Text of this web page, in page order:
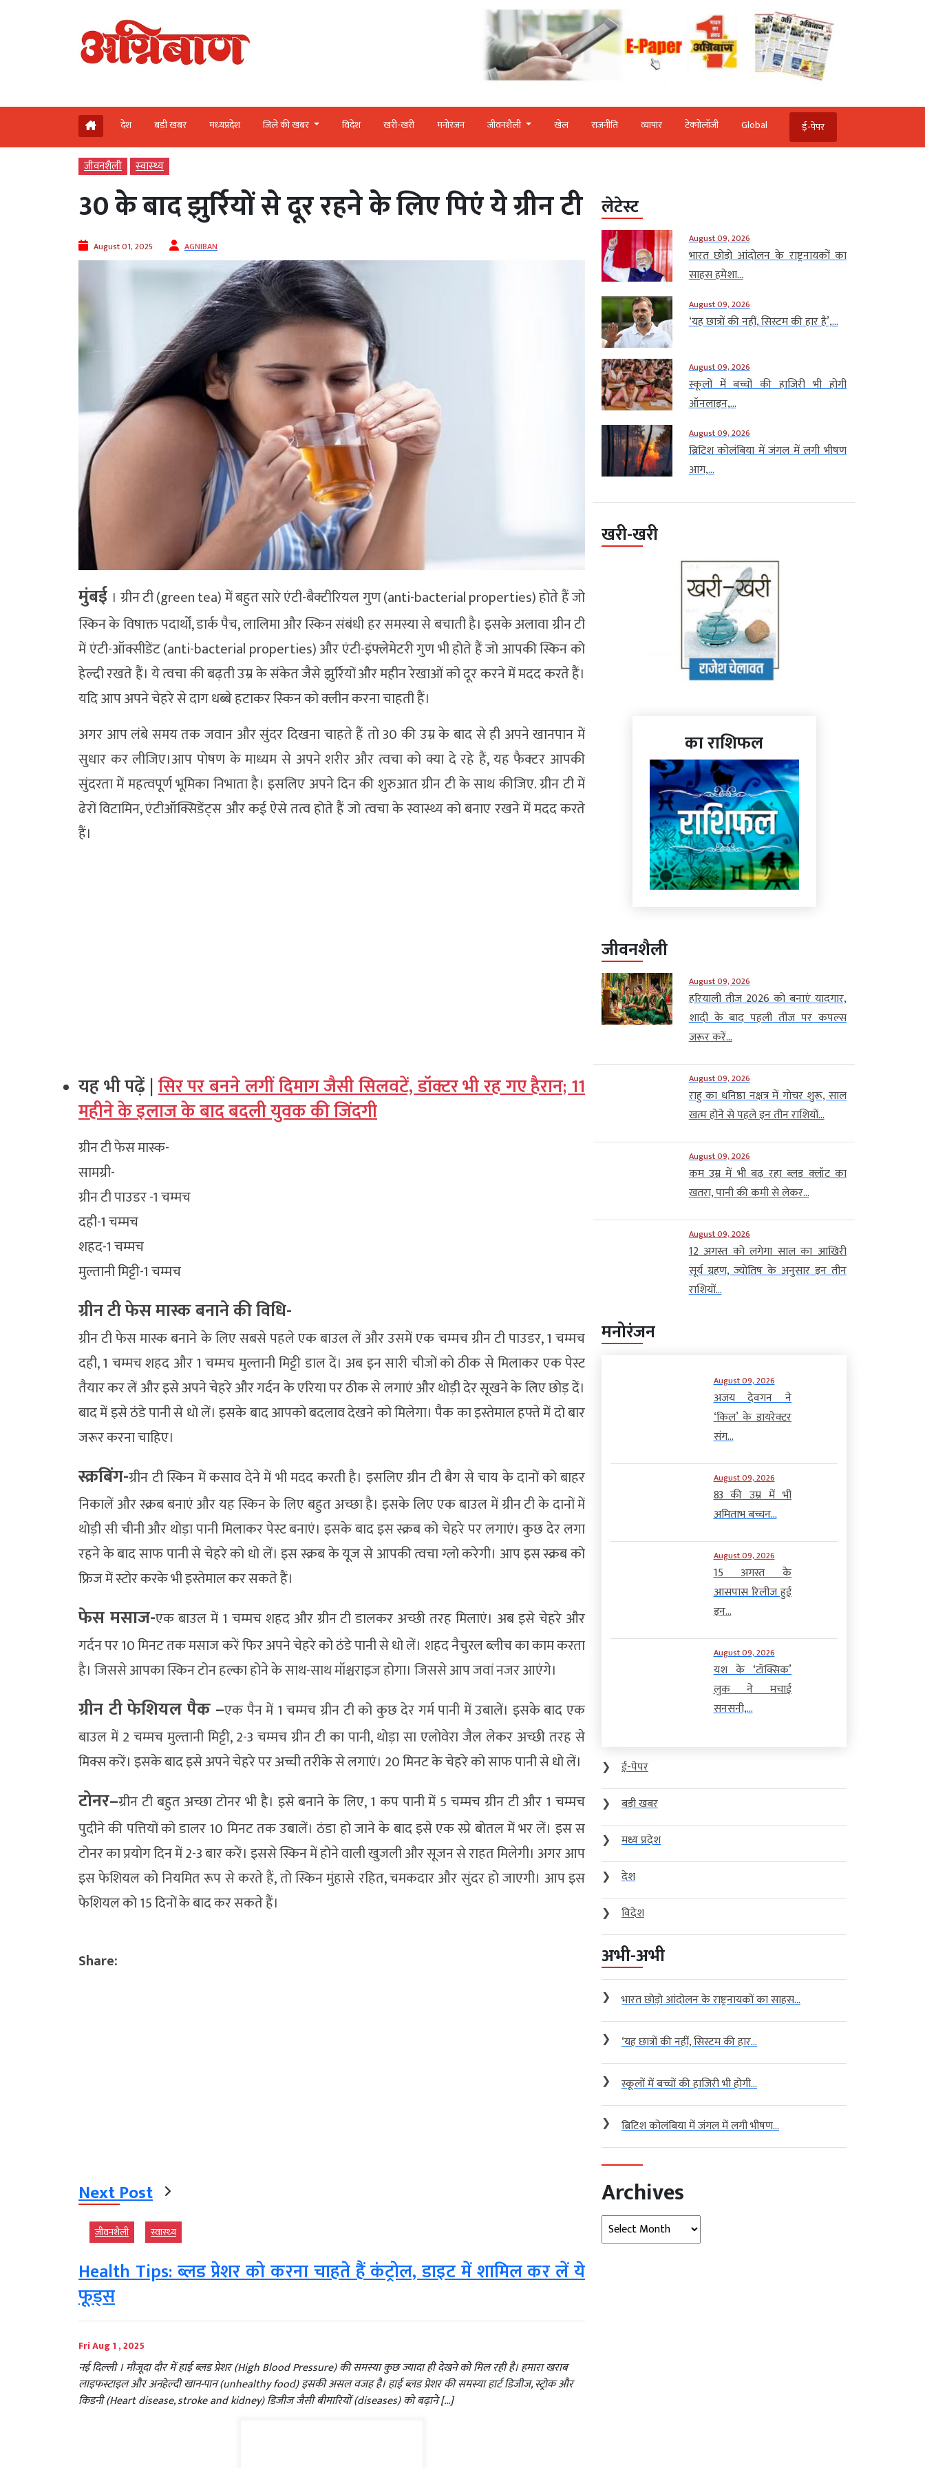
देश बड़ी खबर मध्‍यप्रदेश जिले की खबर विदेश खरी-खरी मनोरंजन जीवनशैली खेल राजनीति व्‍यापार टेक्‍नोलॉजी Global ई-पेपर
जीवनशैली स्‍वास्‍थ्‍य
30 के बाद झुर्रियों से दूर रहने के लिए पिएं ये ग्रीन टी
August 01, 2025 AGNIBAN
मुंबई । ग्रीन टी (green tea) में बहुत सारे एंटी-बैक्टीरियल गुण (anti-bacterial properties) होते हैं जो
स्किन के विषाक्त पदार्थों, डार्क पैच, लालिमा और स्किन संबंधी हर समस्या से बचाती है। इसके अलावा ग्रीन टी
में एंटी-ऑक्सीडेंट (anti-bacterial properties) और एंटी-इंफ्लेमेटरी गुण भी होते हैं जो आपकी स्किन को
हेल्दी रखते हैं। ये त्वचा की बढ़ती उम्र के संकेत जैसे झुर्रियों और महीन रेखाओं को दूर करने में मदद करते हैं।
यदि आप अपने चेहरे से दाग धब्बे हटाकर स्‍किन को क्‍लीन करना चाहती हैं।
अगर आप लंबे समय तक जवान और सुंदर दिखना चाहते हैं तो 30 की उम्र के बाद से ही अपने खानपान में
सुधार कर लीजिए।आप पोषण के माध्यम से अपने शरीर और त्वचा को क्या दे रहे हैं, यह फैक्टर आपकी
सुंदरता में महत्वपूर्ण भूमिका निभाता है। इसलिए अपने दिन की शुरुआत ग्रीन टी के साथ कीजिए. ग्रीन टी में
ढेरों विटामिन, एंटीऑक्सिडेंट्स और कई ऐसे तत्व होते हैं जो त्वचा के स्वास्थ्य को बनाए रखने में मदद करते
हैं।
यह भी पढ़ें |सिर पर बनने लगीं दिमाग जैसी सिलवटें, डॉक्टर भी रह गए हैरान; 11
महीने के इलाज के बाद बदली युवक की जिंदगी
ग्रीन टी फेस मास्क-
सामग्री-
ग्रीन टी पाउडर -1 चम्मच
दही-1 चम्मच
शहद-1 चम्मच
मुल्तानी मिट्टी-1 चम्मच
ग्रीन टी फेस मास्क बनाने की विधि-
ग्रीन टी फेस मास्क बनाने के लिए सबसे पहले एक बाउल लें और उसमें एक चम्मच ग्रीन टी पाउडर, 1 चम्मच
दही, 1 चम्मच शहद और 1 चम्मच मुल्तानी मिट्टी डाल दें। अब इन सारी चीजों को ठीक से मिलाकर एक पेस्ट
तैयार कर लें और इसे अपने चेहरे और गर्दन के एरिया पर ठीक से लगाएं और थोड़ी देर सूखने के लिए छोड़ दें।
बाद में इसे ठंडे पानी से धो लें। इसके बाद आपको बदलाव देखने को मिलेगा। पैक का इस्तेमाल हफ्ते में दो बार
जरूर करना चाहिए।
स्क्रबिंग-ग्रीन टी स्किन में कसाव देने में भी मदद करती है। इसलिए ग्रीन टी बैग से चाय के दानों को बाहर
निकालें और स्क्रब बनाएं और यह स्किन के लिए बहुत अच्छा है। इसके लिए एक बाउल में ग्रीन टी के दानों में
थोड़ी सी चीनी और थोड़ा पानी मिलाकर पेस्ट बनाएं। इसके बाद इस स्क्रब को चेहरे पर लगाएं। कुछ देर लगा
रहने के बाद साफ पानी से चेहरे को धो लें। इस स्क्रब के यूज से आपकी त्वचा ग्लो करेगी। आप इस स्क्रब को
फ्रिज में स्टोर करके भी इस्तेमाल कर सकते हैं।
फेस मसाज-एक बाउल में 1 चम्मच शहद और ग्रीन टी डालकर अच्छी तरह मिलाएं। अब इसे चेहरे और
गर्दन पर 10 मिनट तक मसाज करें फिर अपने चेहरे को ठंडे पानी से धो लें। शहद नैचुरल ब्लीच का काम करता
है। जिससे आपका स्किन टोन हल्का होने के साथ-साथ मॉश्चराइज होगा। जिससे आप जवां नजर आएंगे।
ग्रीन टी फेशियल पैक –एक पैन में 1 चम्मच ग्रीन टी को कुछ देर गर्म पानी में उबालें। इसके बाद एक
बाउल में 2 चम्मच मुल्तानी मिट्टी, 2-3 चम्मच ग्रीन टी का पानी, थोड़ा सा एलोवेरा जैल लेकर अच्छी तरह से
मिक्स करें। इसके बाद इसे अपने चेहरे पर अच्ची तरीके से लगाएं। 20 मिनट के चेहरे को साफ पानी से धो लें।
टोनर–ग्रीन टी बहुत अच्छा टोनर भी है। इसे बनाने के लिए, 1 कप पानी में 5 चम्मच ग्रीन टी और 1 चम्मच
पुदीने की पत्तियों को डालर 10 मिनट तक उबालें। ठंडा हो जाने के बाद इसे एक स्प्रे बोतल में भर लें। इस स
टोनर का प्रयोग दिन में 2-3 बार करें। इससे स्किन में होने वाली खुजली और सूजन से राहत मिलेगी। अगर आप
इस फेशियल को नियमित रूप से करते हैं, तो स्किन मुंहासे रहित, चमकदार और सुंदर हो जाएगी। आप इस
फेशियल को 15 दिनों के बाद कर सकते हैं।
Share:
Next Post
जीवनशैली स्‍वास्‍थ्‍य
Health Tips: ब्लड प्रेशर को करना चाहते हैं कंट्रोल, डाइट में शामिल कर लें ये
फूड्स
Fri Aug 1 , 2025
नई दिल्‍ली । मौजूदा दौर में हाई ब्लड प्रेशर (High Blood Pressure) की समस्या कुछ ज्यादा ही देखने को मिल रही है। हमारा खराब
लाइफस्टाइल और अनहेल्दी खान-पान (unhealthy food) इसकी असल वजह है। हाई ब्लड प्रेशर की समस्या हार्ट डिजीज, स्ट्रोक और
किडनी (Heart disease, stroke and kidney) डिजीज जैसी बीमारियों (diseases) को बढ़ाने […]
लेटेस्ट
August 09, 2026
भारत छोड़ो आंदोलन के राष्ट्रनायकों का
साहस हमेशा...
August 09, 2026
‘यह छात्रों की नहीं, सिस्टम की हार है’,...
August 09, 2026
स्कूलों में बच्चों की हाजिरी भी होगी
ऑनलाइन,...
August 09, 2026
ब्रिटिश कोलंबिया में जंगल में लगी भीषण
आग,...
खरी-खरी
का राशिफल
जीवनशैली
August 09, 2026
हरियाली तीज 2026 को बनाएं यादगार,
शादी के बाद पहली तीज पर कपल्स
जरूर करें...
August 09, 2026
राहु का धनिष्ठा नक्षत्र में गोचर शुरू, साल
खत्म होने से पहले इन तीन राशियों...
August 09, 2026
कम उम्र में भी बढ़ रहा ब्लड क्लॉट का
खतरा, पानी की कमी से लेकर...
August 09, 2026
12 अगस्त को लगेगा साल का आखिरी
सूर्य ग्रहण, ज्योतिष के अनुसार इन तीन
राशियों...
मनोरंजन
August 09, 2026
अजय देवगन ने
‘किल’ के डायरेक्टर
संग...
August 09, 2026
83 की उम्र में भी
अमिताभ बच्चन...
August 09, 2026
15 अगस्त के
आसपास रिलीज हुई
इन...
August 09, 2026
यश के ‘टॉक्सिक’
लुक ने मचाई
सनसनी,...
❯
ई-पेपर
❯
बड़ी खबर
❯
मध्य प्रदेश
❯
देश
❯
विदेश
अभी-अभी
❯ भारत छोड़ो आंदोलन के राष्ट्रनायकों का साहस...
❯ ‘यह छात्रों की नहीं, सिस्टम की हार...
❯ स्कूलों में बच्चों की हाजिरी भी होगी...
❯ ब्रिटिश कोलंबिया में जंगल में लगी भीषण...
Archives
Archives